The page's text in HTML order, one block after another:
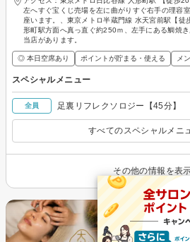
左へすぐ宝くじ売場を左に曲がりすぐ右手の理容
座います。、東京メトロ半蔵門線 水天宮前駅【徒
形町駅方面へ真っ直ぐ約250ｍ、左手にある鯛焼
当店があります。
◎ 本日空席あり ポイントが貯まる・使える メ
スペシャルメニュー
全員 足裏リフレクソロジー【45分】
すべてのスペシャルメニ
その他の情報を表